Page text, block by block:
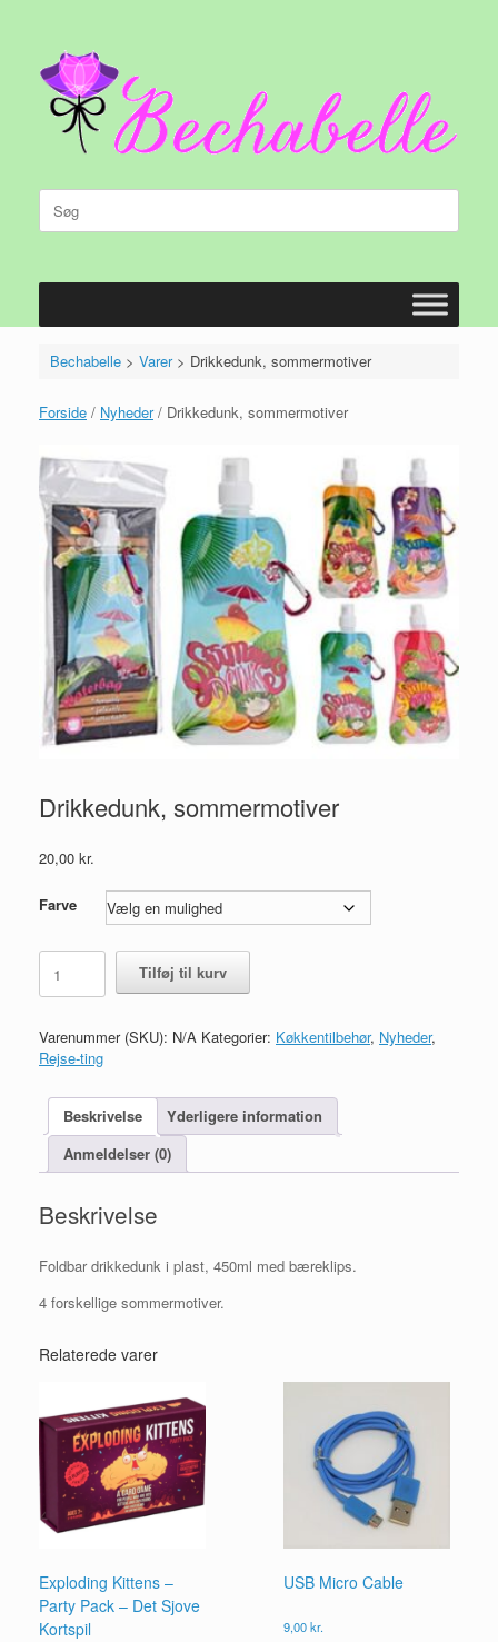
Søg
efter:
Bechabelle> Varer> Drikkedunk, sommermotiver
Forside / Nyheder/ Drikkedunk, sommermotiver
Drikkedunk, sommermotiver
20,00 kr.
Farve
Drikkedunk,
sommermotiver
antal
Tilføj til kurv
Varenummer (SKU): N/A Kategorier: Køkkentilbehør, Nyheder,
Rejse-ting
Beskrivelse
Yderligere information
Anmeldelser (0)
Beskrivelse
Foldbar drikkedunk i plast, 450ml med bæreklips.
4 forskellige sommermotiver.
Relaterede varer
Exploding Kittens –
Party Pack – Det Sjove
Kortspil
USB Micro Cable
9,00kr.